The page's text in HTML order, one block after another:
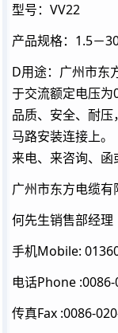
型号：VV22
产品规格：1.5－
D用途：广州市东
于交流额定电压
品质、安全、耐压
马路安装连接上
来电、来咨询、函
广州市东方电缆有
何先生销售部经理
手机Mobile:
电话Phone
传真Fax :0086-